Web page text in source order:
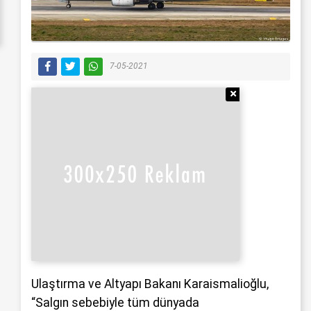
7-05-2021
Ulaştırma ve Altyapı Bakanı Karaismalioğlu,
“Salgın sebebiyle tüm dünyada